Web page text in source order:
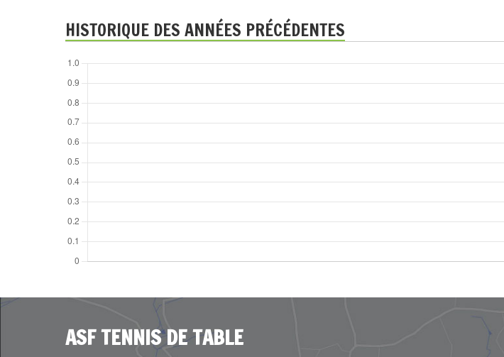
HISTORIQUE DES ANNÉES PRÉCÉDENTES
ASF TENNIS DE TABLE